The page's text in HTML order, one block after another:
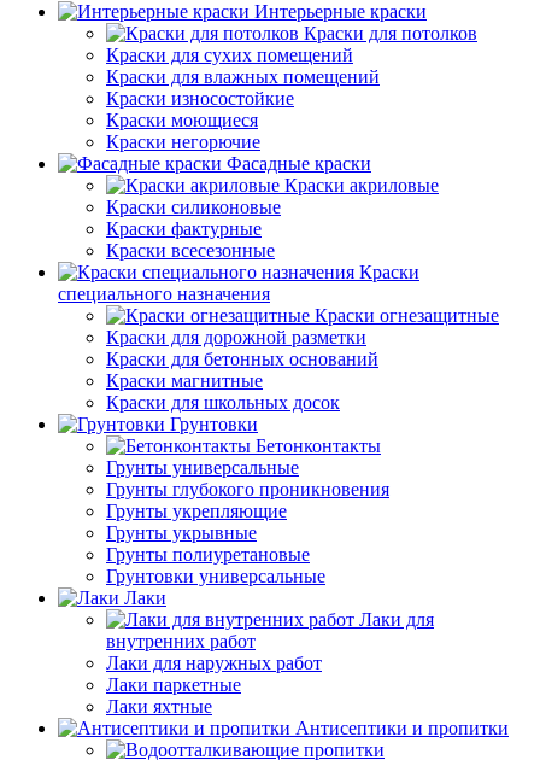
Интерьерные краски
Краски для потолков
Краски для сухих помещений
Краски для влажных помещений
Краски износостойкие
Краски моющиеся
Краски негорючие
Фасадные краски
Краски акриловые
Краски силиконовые
Краски фактурные
Краски всесезонные
Краски
специального назначения
Краски огнезащитные
Краски для дорожной разметки
Краски для бетонных оснований
Краски магнитные
Краски для школьных досок
Грунтовки
Бетонконтакты
Грунты универсальные
Грунты глубокого проникновения
Грунты укрепляющие
Грунты укрывные
Грунты полиуретановые
Грунтовки универсальные
Лаки
Лаки для
внутренних работ
Лаки для наружных работ
Лаки паркетные
Лаки яхтные
Антисептики и пропитки